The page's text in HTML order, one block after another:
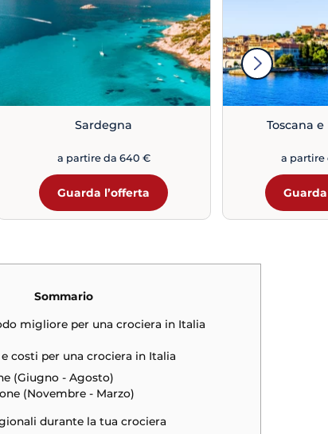
Sardegna
a partire da 640 €
Guarda l’offerta
Toscana e
a partire
Guarda
Sommario
migliore per una crociera in Italia
costi per una crociera in Italia
(Giugno - Agosto)
(Novembre - Marzo)
durante la tua crociera